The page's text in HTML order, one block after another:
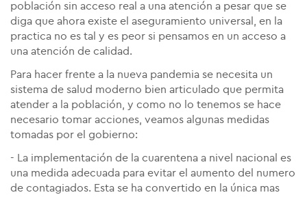
población sin acceso real a una atención a pesar que se
diga que ahora existe el aseguramiento universal, en la
practica no es tal y es peor si pensamos en un acceso a
una atención de calidad.
Para hacer frente a la nueva pandemia se necesita un
sistema de salud moderno bien articulado que permita
atender a la población, y como no lo tenemos se hace
necesario tomar acciones, veamos algunas medidas
tomadas por el gobierno:
- La implementación de la cuarentena a nivel nacional es
una medida adecuada para evitar el aumento del numero
de contagiados. Esta se ha convertido en la única mas